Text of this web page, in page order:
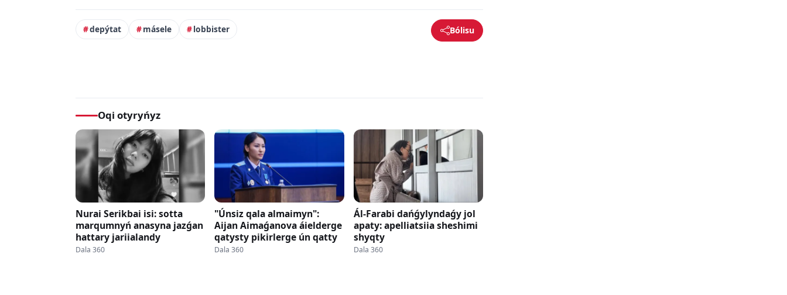
depýtat másele lobbister Bólisu
Oqi otyryńyz
Nurai Serikbai isi: sotta
marqumnyń anasyna jazǵan
hattary jariialandy
Dala 360
"Únsiz qala almaimyn":
Aijan Aimaǵanova áielderge
qatysty pikirlerge ún qatty
Dala 360
Ál-Farabi dańǵylyndaǵy jol
apaty: apelliatsiia sheshimi
shyqty
Dala 360